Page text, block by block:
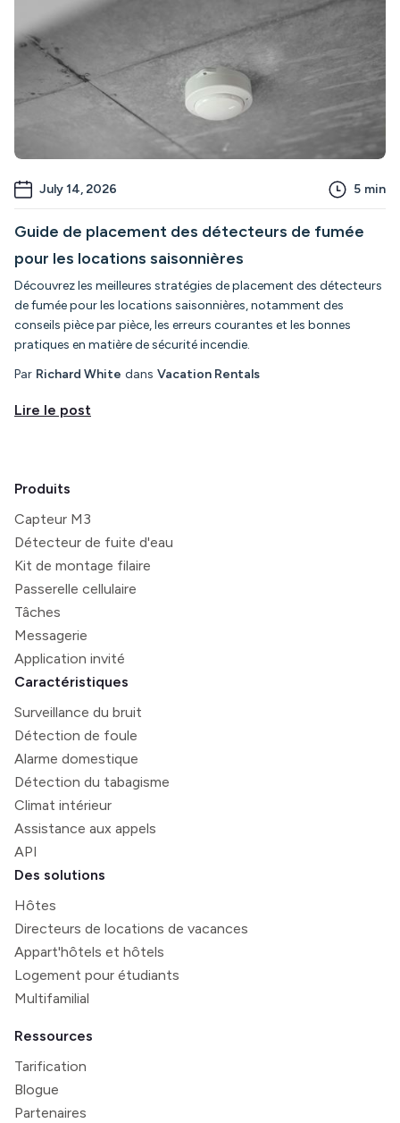
July 14, 2026 5 min
Guide de placement des détecteurs de fumée
pour les locations saisonnières
Découvrez les meilleures stratégies de placement des détecteurs
de fumée pour les locations saisonnières, notamment des
conseils pièce par pièce, les erreurs courantes et les bonnes
pratiques en matière de sécurité incendie.
Par Richard White dans Vacation Rentals
Lire le post
Produits
Capteur M3
Détecteur de fuite d'eau
Kit de montage filaire
Passerelle cellulaire
Tâches
Messagerie
Application invité
Caractéristiques
Surveillance du bruit
Détection de foule
Alarme domestique
Détection du tabagisme
Climat intérieur
Assistance aux appels
API
Des solutions
Hôtes
Directeurs de locations de vacances
Appart'hôtels et hôtels
Logement pour étudiants
Multifamilial
Ressources
Tarification
Blogue
Partenaires